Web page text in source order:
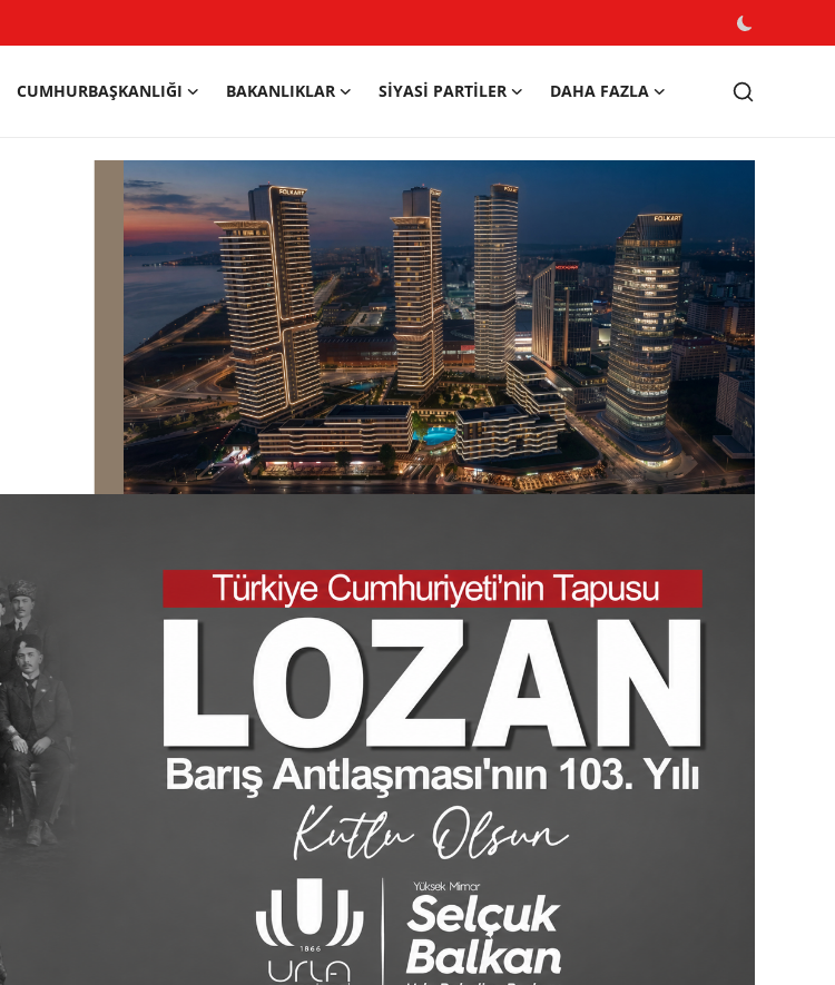
CUMHURBAŞKANLIĞI BAKANLIKLAR SIYASI PARTILER DAHA FAZLA